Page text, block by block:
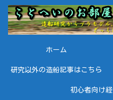
ホーム
研究以外の造船記事はこちら
初心者向け